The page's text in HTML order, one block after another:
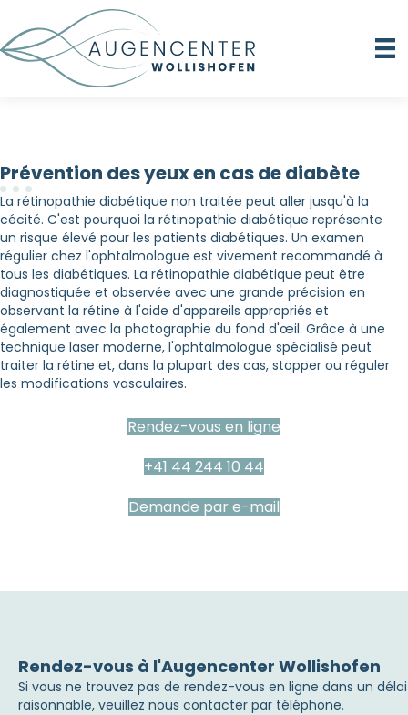
Prévention des yeux en cas de diabète
La rétinopathie diabétique non traitée peut aller jusqu'à la
cécité. C'est pourquoi la rétinopathie diabétique représente
un risque élevé pour les patients diabétiques. Un examen
régulier chez l'ophtalmologue est vivement recommandé à
tous les diabétiques. La rétinopathie diabétique peut être
diagnostiquée et observée avec une grande précision en
observant la rétine à l'aide d'appareils appropriés et
également avec la photographie du fond d'œil. Grâce à une
technique laser moderne, l'ophtalmologue spécialisé peut
traiter la rétine et, dans la plupart des cas, stopper ou réguler
les modifications vasculaires.
Rendez-vous en ligne
+41 44 244 10 44
Demande par e-mail
Rendez-vous à l'Augencenter Wollishofen
Si vous ne trouvez pas de rendez-vous en ligne dans un délai
raisonnable, veuillez nous contacter par téléphone.